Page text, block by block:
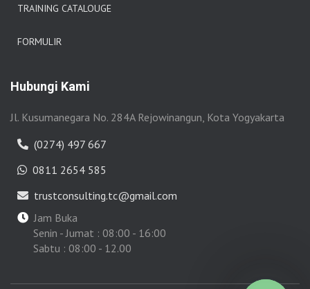
TRAINING CATALOUGE
FORMULIR
Hubungi Kami
Jl. Kusumanegara No. 284A Rejowinangun, Kota Yogyakarta
(0274) 497 667
0811 2654 585
trustconsulting.tc@gmail.com
Jam Buka
Senin - Jumat : 08:00 - 16:00
Sabtu : 08:00 - 12.00